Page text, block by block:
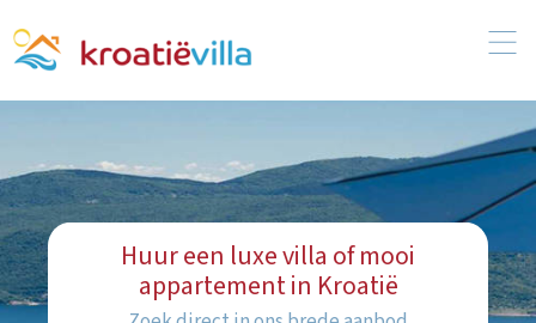
Huur een luxe villa of mooi
appartement in Kroatië